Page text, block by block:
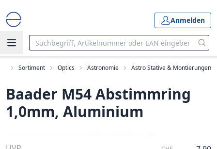
Anmelden
Sortiment Optics Astronomie Astro Stative & Montierungen
Baader M54 Abstimmring
1,0mm, Aluminium